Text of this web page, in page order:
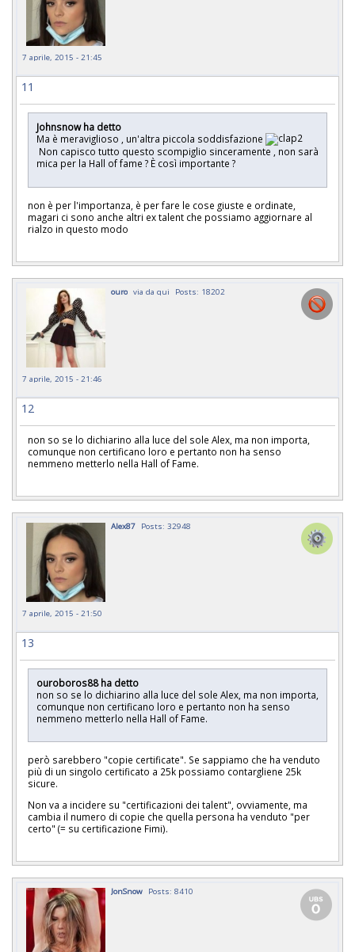
7 aprile, 2015 - 21:45
11
Johnsnow ha detto
Ma è meraviglioso , un'altra piccola soddisfazione
Non capisco tutto questo scompiglio sinceramente , non sarà
mica per la Hall of fame ? È così importante ?
non è per l'importanza, è per fare le cose giuste e ordinate,
magari ci sono anche altri ex talent che possiamo aggiornare al
rialzo in questo modo
ouro via da qui Posts: 18202
7 aprile, 2015 - 21:46
12
non so se lo dichiarino alla luce del sole Alex, ma non importa,
comunque non certificano loro e pertanto non ha senso
nemmeno metterlo nella Hall of Fame.
Alex87 Posts: 32948
7 aprile, 2015 - 21:50
13
ouroboros88 ha detto
non so se lo dichiarino alla luce del sole Alex, ma non importa,
comunque non certificano loro e pertanto non ha senso
nemmeno metterlo nella Hall of Fame.
però sarebbero "copie certificate". Se sappiamo che ha venduto
più di un singolo certificato a 25k possiamo contargliene 25k
sicure.
Non va a incidere su "certificazioni dei talent", ovviamente, ma
cambia il numero di copie che quella persona ha venduto "per
certo" (= su certificazione Fimi).
JonSnow Posts: 8410